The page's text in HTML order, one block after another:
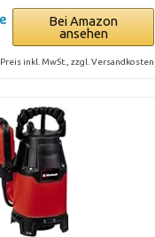
Bei Amazon
ansehen
Preis inkl. MwSt., zzgl. Versandkosten